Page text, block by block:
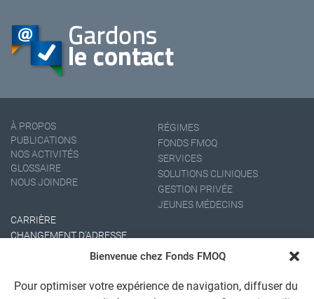
Bienvenue chez Fonds FMOQ
Pour optimiser votre expérience de navigation, diffuser du
À PROPOS
PUBLICATIONS
NOS ACTIVITÉS
GLOSSAIRE
NOUS JOINDRE
RÉGIMES
FONDS FMOQ
SERVICES
SOLUTIONS CLINIQUES
GESTION PRIVÉE
JEUNES MÉDECINS
CARRIÈRE
CHANGEMENT D'ADRESSE